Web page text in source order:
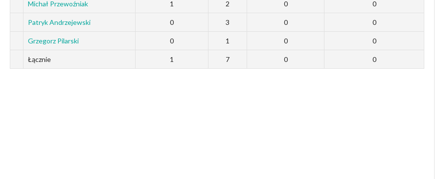
Michał Przewoźniak 1 2 0 0
Patryk Andrzejewski 0 3 0 0
Grzegorz Pilarski 0 1 0 0
Łącznie 1 7 0 0